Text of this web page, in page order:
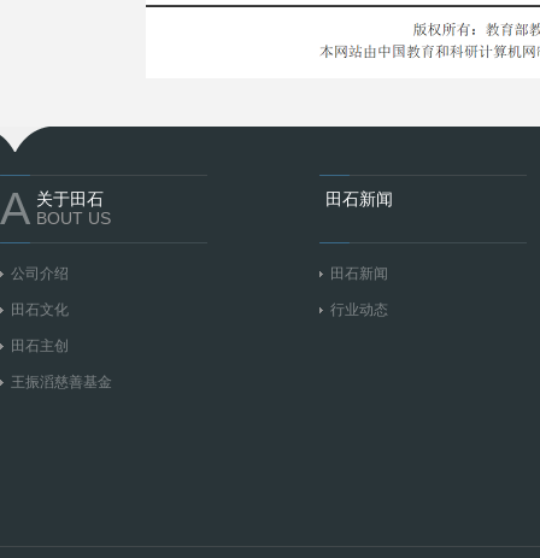
A 关于田石
BOUT US
公司介绍
田石文化
田石主创
王振滔慈善基金
田石新闻
田石新闻
行业动态